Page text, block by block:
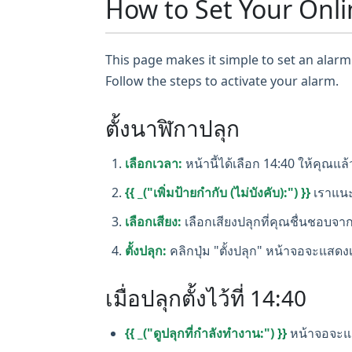
How to Set Your
This page makes it simple to set an
Follow the steps to activate your alarm.
ตั้งนาฬิกาปลุก
เลือกเวลา: หน้านี้ได้เลือก 14:40 ให้คุณแล้
{{ _("เพิ่มป้ายกำกับ (ไม่บังคับ):") }} เราแ
เลือกเสียง: เลือกเสียงปลุกที่คุณชื่นชอบจา
ตั้งปลุก: คลิกปุ่ม "ตั้งปลุก" หน้าจอจะแสด
เมื่อปลุกตั้งไว้ที่ 14:40
{{ _("ดูปลุกที่กำลังทำงาน:") }}หน้าจอจะ